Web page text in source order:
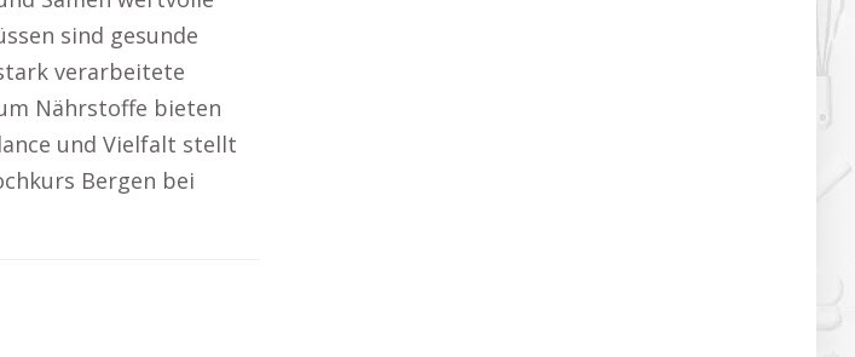
sind gesunde
verarbeitete
Nährstoffe bieten
und Vielfalt stellt
Bergen bei